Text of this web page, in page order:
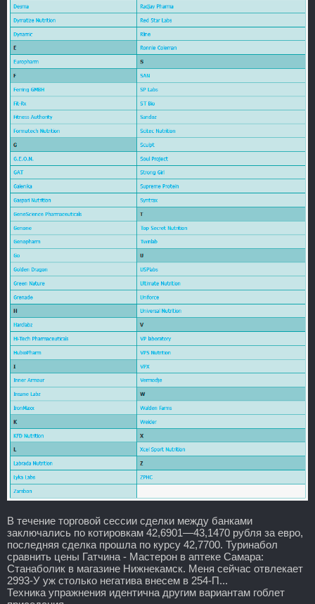
В течение торговой сессии сделки между банками
заключались по котировкам 42,6901—43,1470 рубля за евро,
последняя сделка прошла по курсу 42,7700. Туринабол
сравнить цены Гатчина - Мастерон в аптеке Самара:
Станаболик в магазине Нижнекамск. Меня сейчас отвлекает
2993-У уж столько негатива внесем в 254-П...
Техника упражнения идентична другим вариантам гоблет